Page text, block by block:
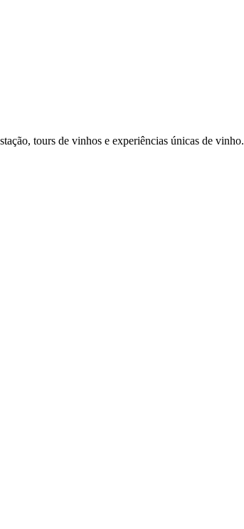
tours de vinhos e experiências únicas de vinho.